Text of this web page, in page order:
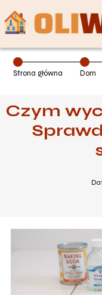
Strona główna Dom
Czym